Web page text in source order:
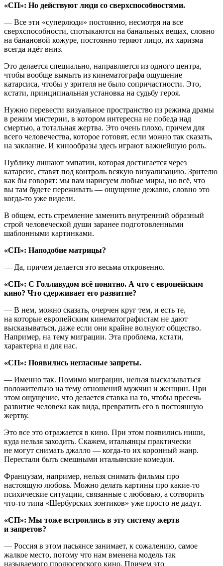
«СП»: Но действуют люди со сверхспособностями.
— Все эти «суперлюди» постоянно, несмотря на все
сверхспособности, спотыкаются на банальных вещах, словно
на банановой кожуре, постоянно теряют лицо, их харизма
всегда идёт вниз.
Это делается специально, направляется из одного центра,
чтобы вообще вымыть из кинематографа ощущение
катарсиса, чтобы у зрителя не было сопричастности. Это,
кстати, принципиальная установка на судьбу героя.
Нужно перевести визуальное пространство из режима драмы
в режим мистерии, в котором интересна не победа над
смертью, а тотальная жертва. Это очень плохо, причем для
всего человечества, которое готовят, если можно так сказать,
на заклание. И кинообразы здесь играют важнейшую роль.
Публику лишают эмпатии, которая достигается через
катарсис, ставят под контроль всякую визуализацию. Зрителю
как бы говорят: мы вам нарисуем любые миры, но всё, что
вы там будете переживать — ощущение дежавю, словно это
когда-то уже видели.
В общем, есть стремление заменить внутренний образный
строй человеческой души заранее подготовленными
шаблонными картинками.
«СП»: Наподобие матрицы?
— Да, причем делается это весьма откровенно.
«СП»: С Голливудом всё понятно. А что с европейским
кино? Что сдерживает его развитие?
— В нем, можно сказать, очерчен круг тем, и есть те,
на которые европейским кинематографистам не дают
высказываться, даже если они крайне волнуют общество.
Например, на тему миграции. Эта проблема, кстати,
характерна и для нас.
«СП»: Появились негласные запреты.
— Именно так. Помимо миграции, нельзя высказываться
положительно на тему отношений мужчин и женщин. При
этом ощущение, что делается ставка на то, чтобы пресечь
развитие человека как вида, превратить его в постоянную
жертву.
Это все это отражается в кино. При этом появились ниши,
куда нельзя заходить. Скажем, итальянцы практически
не могут снимать джалло — когда-то их коронный жанр.
Перестали быть смешными итальянские комедии.
Французам, например, нельзя снимать фильмы про
настоящую любовь. Можно делать картины про какие-то
психические ситуации, связанные с любовью, а сотворить
что-то типа «Шербурских зонтиков» уже просто не дадут.
«СП»: Мы тоже встроились в эту систему жертв
и запретов?
— Россия в этом пасьянсе занимает, к сожалению, самое
жалкое место, потому что нам вменена модель так
называемого продюсерского кино. Причем это